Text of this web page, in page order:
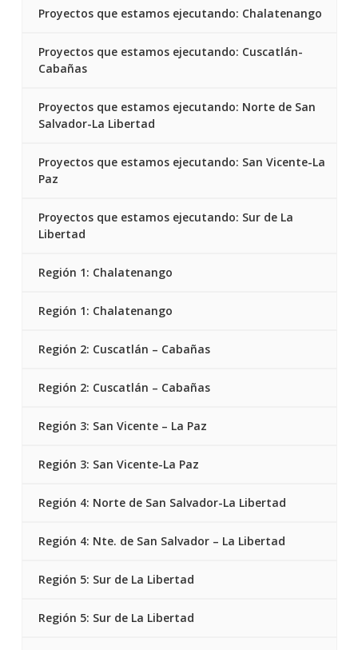
Proyectos que estamos ejecutando: Chalatenango
Proyectos que estamos ejecutando: Cuscatlán-
Cabañas
Proyectos que estamos ejecutando: Norte de San
Salvador-La Libertad
Proyectos que estamos ejecutando: San Vicente-La
Paz
Proyectos que estamos ejecutando: Sur de La
Libertad
Región 1: Chalatenango
Región 1: Chalatenango
Región 2: Cuscatlán – Cabañas
Región 2: Cuscatlán – Cabañas
Región 3: San Vicente – La Paz
Región 3: San Vicente-La Paz
Región 4: Norte de San Salvador-La Libertad
Región 4: Nte. de San Salvador – La Libertad
Región 5: Sur de La Libertad
Región 5: Sur de La Libertad